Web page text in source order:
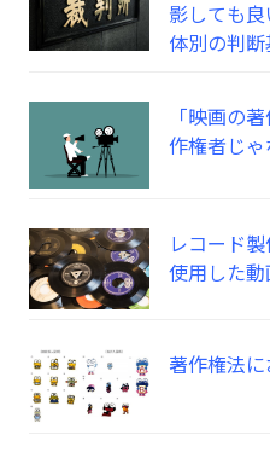
影しても
体別の判
「映画の
作権者じゃ
レコード
使用した
著作権法